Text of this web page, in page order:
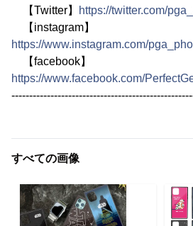
【Twitter】
https://twitter.com/
【instagram】
https://www.instagram.com/
【facebook】
https://www.facebook.com/
すべての画像